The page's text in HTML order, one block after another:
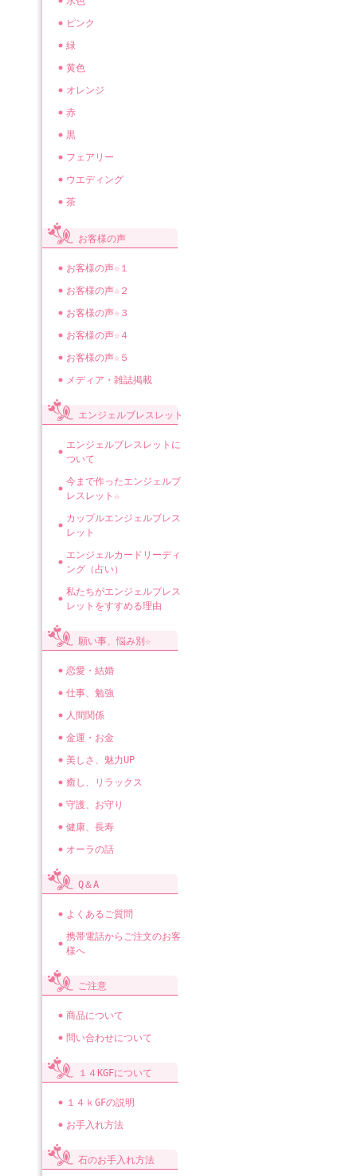
ピンク
緑
黄色
オレンジ
赤
黒
フェアリー
ウエディング
茶
お客様の声
お客様の声☆１
お客様の声☆２
お客様の声☆３
お客様の声☆４
お客様の声☆５
メディア・雑誌掲載
エンジェルブレスレット
エンジェルブレスレットに
ついて
今まで作ったエンジェルブ
レスレット☆
カップルエンジェルブレス
レット
エンジェルカードリーディ
ング（占い）
私たちがエンジェルブレス
レットをすすめる理由
願い事、悩み別☆
恋愛・結婚
仕事、勉強
人間関係
金運・お金
美しさ、魅力UP
癒し、リラックス
守護、お守り
健康、長寿
オーラの話
Q＆A
よくあるご質問
携帯電話からご注文のお客
様へ
ご注意
商品について
問い合わせについて
１４KGFについて
１４ｋGFの説明
お手入れ方法
石のお手入れ方法